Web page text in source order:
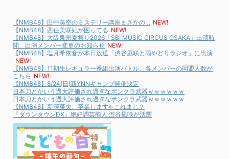
【NMB48】田中美空のミステリー講座まさかの… NEW!
【NMB48】西住美咲妃が困ってる NEW!
【NMB48】大阪泉州夏祭り2026「SBI MUSIC CIRCUS OSAKA」出演時
間、出演メンバー変更のお知らせ NEW!
【NMB48】塩月希依音が本日放送「渋谷凪咲と雨やどりラジオ」に出演
NEW!
【NMB48】11期生レギュラー番組出演バトル、各メンバーの同盟人数が
こちら NEW!
【NMB48】8/24(日)新YNNキャンプ開催決定
日本刀とかいう過大評価され過ぎなボンクラ武器ｗｗｗｗｗｗ
日本刀とかいう過大評価され過ぎなボンクラ武器ｗｗｗｗｗｗ
【NMB48】新澤菜央、卒業します←これまじ？
『ダウンタウンDX』絶好調芸能人 渋谷凪咲が活躍